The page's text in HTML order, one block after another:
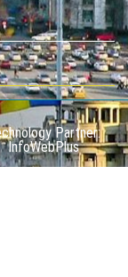
Partner:
InfoWebPlus